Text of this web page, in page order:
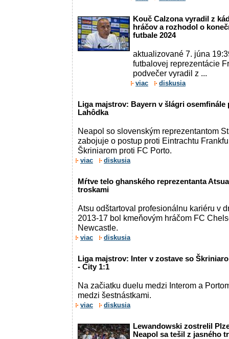
Kouč Calzona vyradil z
hráčov a rozhodol o
futbale 2024
aktualizované 7. júna
futbalovej reprezentácie
podvečer vyradil z ...
viac diskusia
Liga majstrov: Bayern v šlágri
Lahôdka
Neapol so slovenským reprezentantom
zabojuje o postup proti Eintrachtu
Škriniarom proti FC Porto.
viac diskusia
Mŕtve telo ghanského reprezentanta
troskami
Atsu odštartoval profesionálnu kariéru v
2013-17 bol kmeňovým hráčom FC
Newcastle.
viac diskusia
Liga majstrov: Inter v zostave so
- City 1:1
Na začiatku duelu medzi Interom a
medzi šestnástkami.
viac diskusia
Lewandowski zostrelil
Neapol sa tešil z jasného